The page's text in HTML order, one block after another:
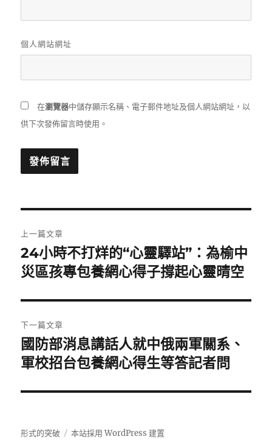
個人網站網址
在瀏覽器中儲存顯示名稱、電子郵件地址及個人網站網址，以
供下次發佈留言時使用。
章
導
覽
上一篇文章
上
一
文
章:
24小時不打烊的“心靈驛站”：為榆中
災區孩專包養網心得子撐起心靈晴空
下一篇文章
下
一
文
國防部消息講話人就中俄兩軍關系、
軍校招台包養網心得生等答記者問
形式的突破 本站採用 WordPress 建置